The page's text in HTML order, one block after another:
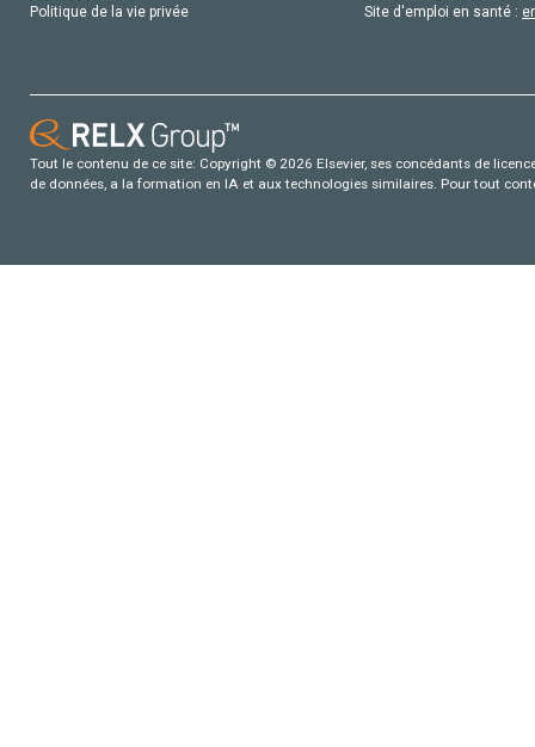
Politique de la vie privée
Site d'emploi en santé :
Tout le contenu de ce site: Copyright © 2026 Elsevier, ses concédants de
de données, a la formation en IA et aux technologies similaires. Pour tout